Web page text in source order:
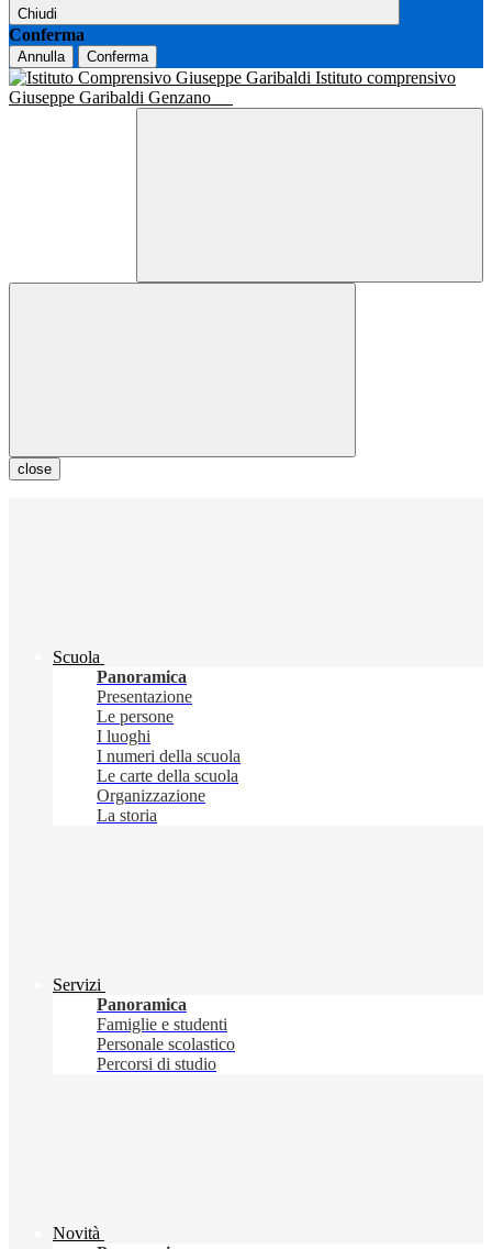
Chiudi
Conferma
Annulla Conferma
Istituto comprensivo
Giuseppe Garibaldi Genzano
close
Scuola
Panoramica
Presentazione
Le persone
I luoghi
I numeri della scuola
Le carte della scuola
Organizzazione
La storia
Servizi
Panoramica
Famiglie e studenti
Personale scolastico
Percorsi di studio
Novità